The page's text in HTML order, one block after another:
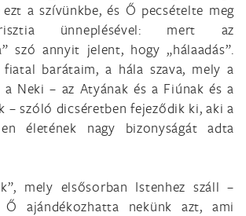
a szívünkbe, és Ő pecsételte meg
ünneplésével: mert az
szó annyit jelent, hogy „hálaadás”.
fiatal barátaim, a hála szava, mely a
Neki – az Atyának és a Fiúnak és a
– szóló dicséretben fejeződik ki, aki a
életének nagy bizonyságát adta
mely elsősorban Istenhez száll –
Ő ajándékozhatta nekünk azt, ami